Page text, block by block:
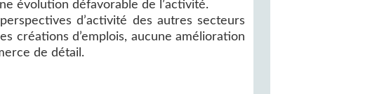
évolution défavorable de l’activité.
d’activité des autres secteurs
créations d’emplois, aucune amélioration
de détail.